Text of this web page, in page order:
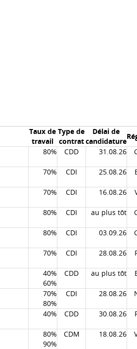
Taux de
travail
Type de
contrat
Délai de
candidature
80% CDD 31.08.26
70% CDI 25.08.26
70% CDI 16.08.26
80% CDI au plus tôt
80% CDI 03.09.26
70% CDI 28.08.26
40%
60%
CDD au plus tôt
70%
80%
CDI 28.08.26
40% CDD 30.08.26
80%
90%
CDM 18.08.26